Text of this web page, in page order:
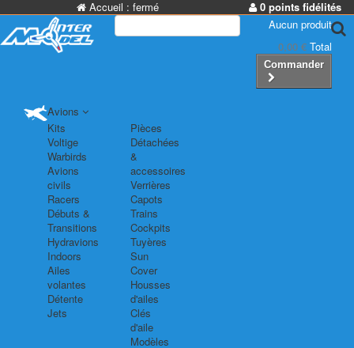
Accueil : fermé
0 points fidélités
Aucun produit
0,00 € Total
Commander
Avions
Kits
Voltige
Warbirds
Avions
civils
Racers
Débuts &
Transitions
Hydravions
Indoors
Ailes
volantes
Détente
Jets
Pièces
Détachées
&
accessoires
Verrières
Capots
Trains
Cockpits
Tuyères
Sun
Cover
Housses
d'ailes
Clés
d'aile
Modèles